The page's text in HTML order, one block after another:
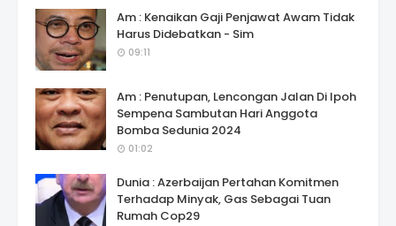
Am : Kenaikan Gaji Penjawat Awam Tidak
Harus Didebatkan - Sim
09:11
Am : Penutupan, Lencongan Jalan Di Ipoh
Sempena Sambutan Hari Anggota
Bomba Sedunia 2024
01:02
Dunia : Azerbaijan Pertahan Komitmen
Terhadap Minyak, Gas Sebagai Tuan
Rumah Cop29